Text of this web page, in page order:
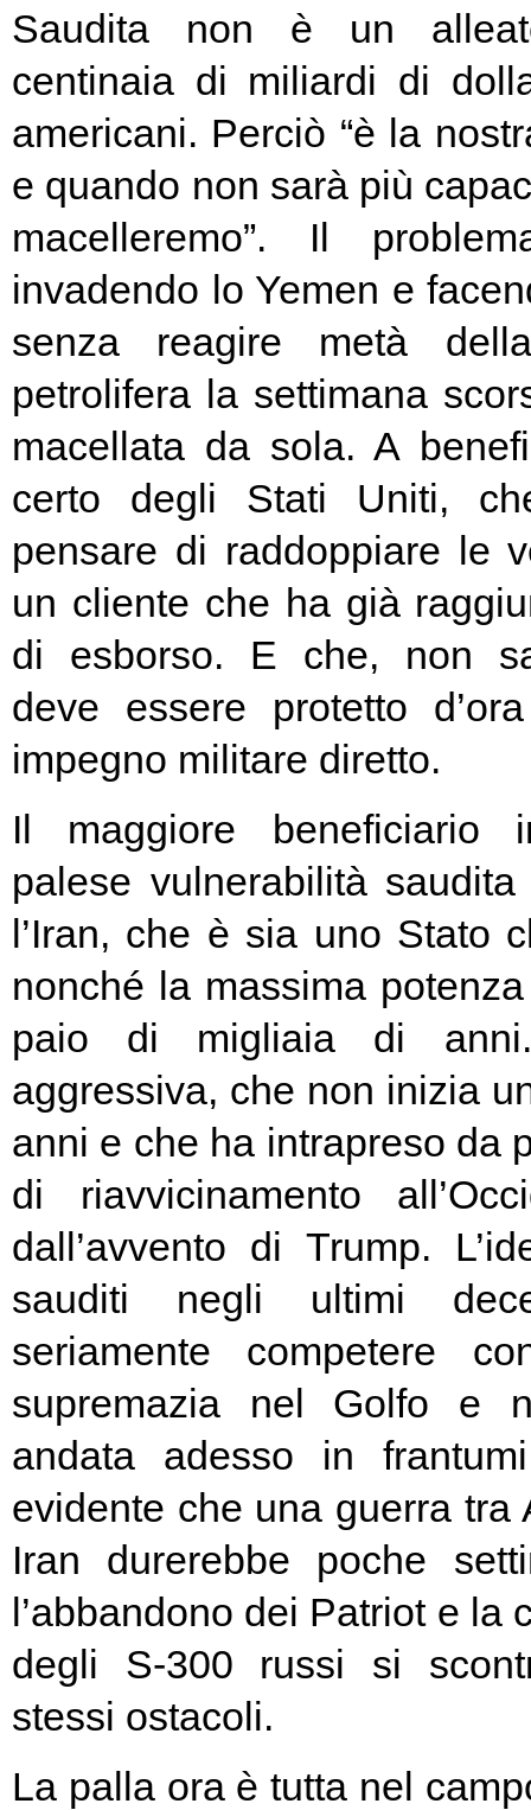
Saudita non è un
centinaia di miliardi di
americani. Perciò “è la
e quando non sarà più
macelleremo”. Il
invadendo lo Yemen e
senza reagire metà
petrolifera la settimana
macellata da sola. A
certo degli Stati Uniti,
pensare di raddoppiare le
un cliente che ha già
di esborso. E che, non
deve essere protetto
impegno militare diretto.
Il maggiore beneficiario
palese vulnerabilità
l’Iran, che è sia uno Stato
nonché la massima
paio di migliaia di
aggressiva, che non inizia
anni e che ha intrapreso da
di riavvicinamento
dall’avvento di Trump.
sauditi negli ultimi
seriamente competere
supremazia nel Golfo e
andata adesso in
evidente che una guerra tra
Iran durerebbe poche
l’abbandono dei Patriot e la
degli S-300 russi si
stessi ostacoli.
La palla ora è tutta nel